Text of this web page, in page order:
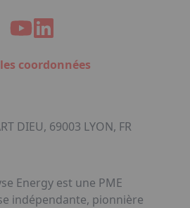
coordonnées
DIEU, 69003 LYON, FR
Energy est une PME
indépendante, pionnière